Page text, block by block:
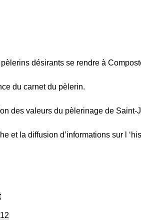
pèlerins désirants se rendre à
du carnet du pèlerin.
des valeurs du pèlerinage de Saint-
et la diffusion d’informations sur l